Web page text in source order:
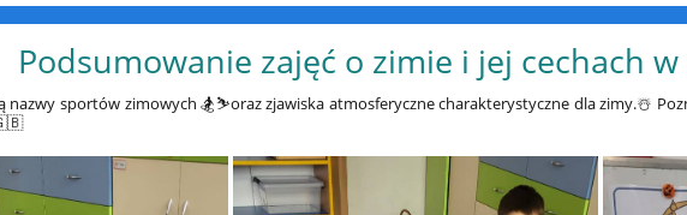
Podsumowanie zajęć o zimie i jej cechach
nazwy sportów zimowych 🏂⛷️oraz zjawiska atmosferyczne charakterystyczne dla zimy.☃️